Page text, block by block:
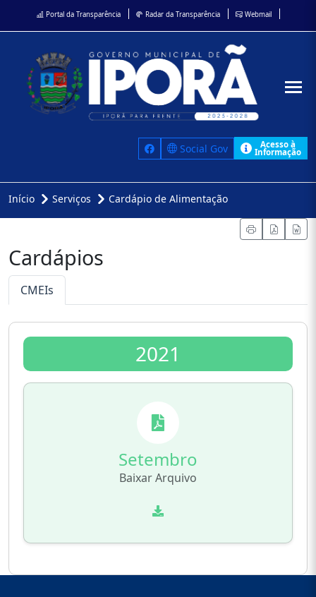
Portal da Transparência Radar da Transparência Webmail
Social Gov Acesso à
Informação
Início Serviços Cardápio de Alimentação
Cardápios
CMEIs
2021
Setembro
Baixar Arquivo